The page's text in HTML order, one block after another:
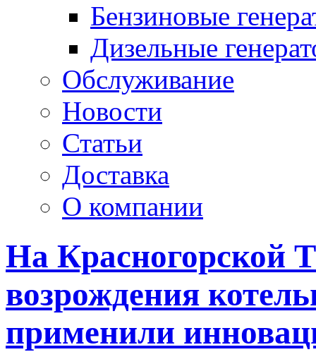
Бензиновые
Дизельные
Обслуживание
Новости
Статьи
Доставка
О компании
На Красногорской
возрождения
применили